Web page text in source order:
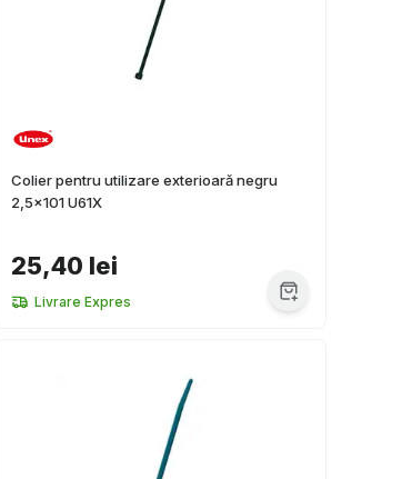
Colier pentru utilizare exterioară negru
2,5x101 U61X
25,40 lei
Livrare Expres